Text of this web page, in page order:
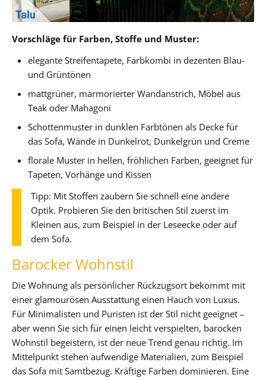
Vorschläge für Farben, Stoffe und Muster:
elegante Streifentapete, Farbkombi in dezenten Blau-
und Grüntönen
mattgrüner, marmorierter Wandanstrich, Möbel aus
Teak oder Mahagoni
Schottenmuster in dunklen Farbtönen als Decke für
das Sofa, Wände in Dunkelrot, Dunkelgrün und Creme
florale Muster in hellen, fröhlichen Farben, geeignet für
Tapeten, Vorhänge und Kissen
Tipp: Mit Stoffen zaubern Sie schnell eine andere
Optik. Probieren Sie den britischen Stil zuerst im
Kleinen aus, zum Beispiel in der Leseecke oder auf
dem Sofa.
Barocker Wohnstil
Die Wohnung als persönlicher Rückzugsort bekommt mit
einer glamourösen Ausstattung einen Hauch von Luxus.
Für Minimalisten und Puristen ist der Stil nicht geeignet –
aber wenn Sie sich für einen leicht verspielten, barocken
Wohnstil begeistern, ist der neue Trend genau richtig. Im
Mittelpunkt stehen aufwendige Materialien, zum Beispiel
das Sofa mit Samtbezug. Kräftige Farben dominieren. Eine